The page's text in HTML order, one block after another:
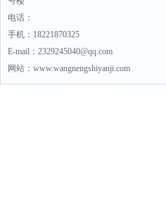
电话：
手机：18221870325
E-mail：2329245040@qq.com
网站：www.wangnengshiyanji.com